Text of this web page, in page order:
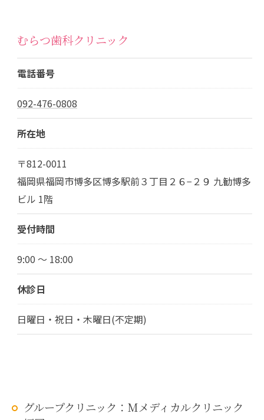
むらつ歯科クリニック
電話番号
092-476-0808
所在地
〒812-0011
福岡県福岡市博多区博多駅前３丁目２６−２９ 九勧博多
ビル 1階
受付時間
9:00 ～ 18:00
休診日
日曜日・祝日・木曜日(不定期)
グループクリニック：Mメディカルクリニック